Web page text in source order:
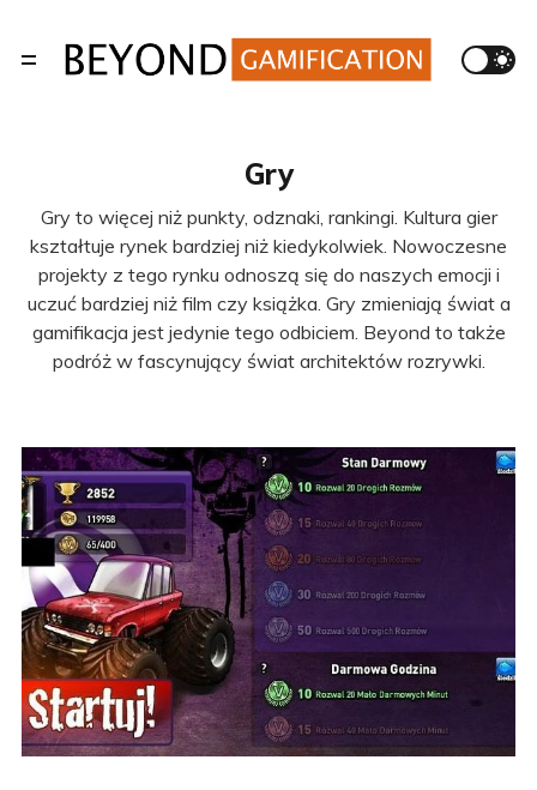
Gry
Gry to więcej niż punkty, odznaki, rankingi. Kultura gier
kształtuje rynek bardziej niż kiedykolwiek. Nowoczesne
projekty z tego rynku odnoszą się do naszych emocji i
uczuć bardziej niż film czy książka. Gry zmieniają świat a
gamifikacja jest jedynie tego odbiciem. Beyond to także
podróż w fascynujący świat architektów rozrywki.